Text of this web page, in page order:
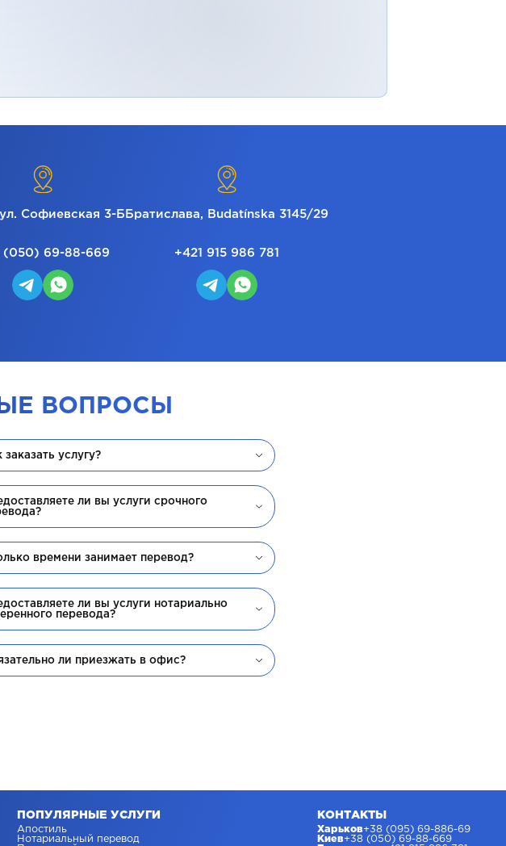
Софиевская 3-Б
(050) 69-88-669
Братислава, Budatínska 3145/29
+421 915 986 781
ВОПРОСЫ
заказать услугу?
ли вы услуги срочного
времени занимает перевод?
ли вы услуги нотариально
перевода?
ли приезжать в офис?
ПОПУЛЯРНЫЕ УСЛУГИ
Апостиль
Нотариальный перевод
КОНТАКТЫ
Харьков+38 (095) 69-886-69
Киев+38 (050) 69-88-669